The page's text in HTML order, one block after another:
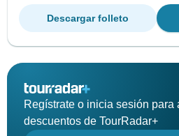
Descargar folleto
Regístrate o inicia sesión para
descuentos de TourRadar+